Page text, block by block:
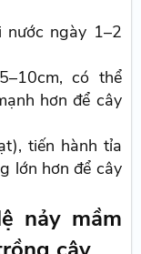
ngày 1–2
có thể
hơn để cây
tiến hành tỉa
lớn hơn để cây
nảy mầm